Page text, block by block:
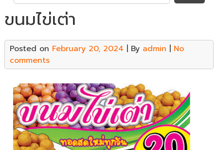
ขนมไข่เต่า
Posted on February 20, 2024 | By admin | No
comments